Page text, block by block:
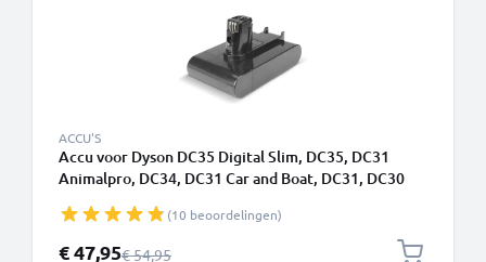
ACCU'S
Accu voor Dyson DC35 Digital Slim, DC35, DC31
Animalpro, DC34, DC31 Car and Boat, DC31, DC30
van CELLONIC
(10 beoordelingen)
Speciale prijs
€ 47,95Normale prijs
€ 54,95